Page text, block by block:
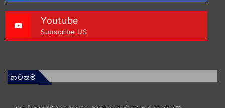
Youtube
Subscribe US
නවතම